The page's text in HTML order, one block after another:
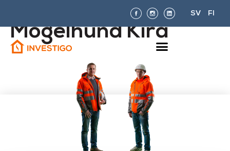
SV FI
Mögelhund Kira